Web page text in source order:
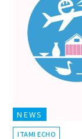
NEWS
ITAMI ECHO